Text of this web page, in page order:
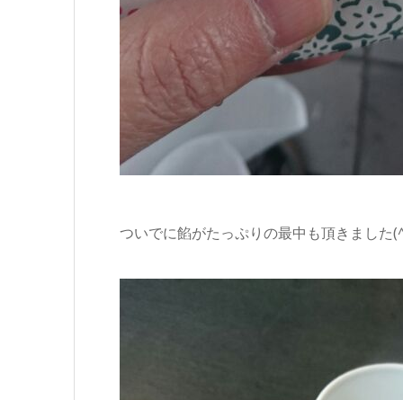
ついでに餡がたっぷりの最中も頂きました